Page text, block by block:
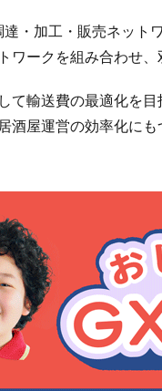
・加工・販売ネット
ワークを組み合わせ、
て輸送費の最適化を
酒屋運営の効率化にも